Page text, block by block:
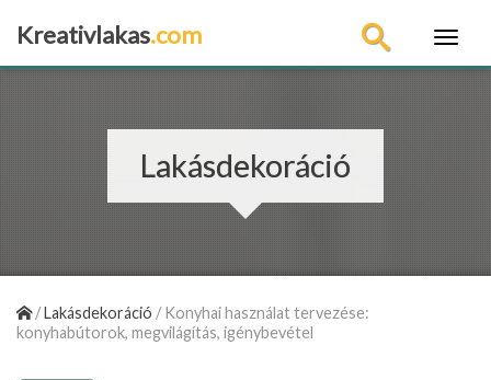
Kreativlakas.com
Lakásdekoráció
/Lakásdekoráció /Konyhai használat tervezése:
konyhabútorok, megvilágítás, igénybevétel